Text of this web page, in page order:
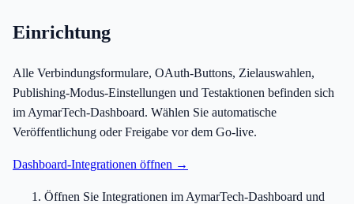
Einrichtung
Alle Verbindungsformulare, OAuth-Buttons, Zielauswahlen,
Publishing-Modus-Einstellungen und Testaktionen befinden sich
im AymarTech-Dashboard. Wählen Sie automatische
Veröffentlichung oder Freigabe vor dem Go-live.
Dashboard-Integrationen öffnen →
Öffnen Sie Integrationen im AymarTech-Dashboard und